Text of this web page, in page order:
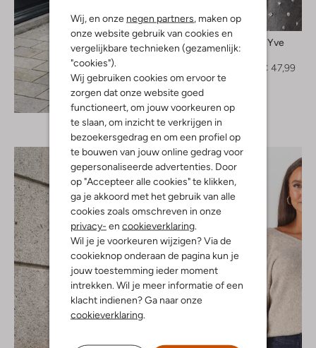
Wij, en onze negen partners , maken op
onze website gebruik van cookies en
vergelijkbare technieken (gezamenlijk:
"cookies").
Wij gebruiken cookies om ervoor te
zorgen dat onze website goed
functioneert, om jouw voorkeuren op
te slaan, om inzicht te verkrijgen in
bezoekersgedrag en om een profiel op
te bouwen van jouw online gedrag voor
gepersonaliseerde advertenties. Door
op "Accepteer alle cookies" te klikken,
ga je akkoord met het gebruik van alle
cookies zoals omschreven in onze
privacy- en cookieverklaring
Wil je je voorkeuren wijzigen? Via de
cookieknop onderaan de pagina kun je
jouw toestemming ieder moment
intrekken. Wil je meer informatie of een
klacht indienen? Ga naar onze
cookieverklaring
Ontdek de look
-40%
Harper & Yve
Blouse
€ 47,99